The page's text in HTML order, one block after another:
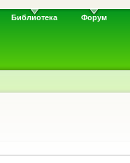
Библиотека Форум